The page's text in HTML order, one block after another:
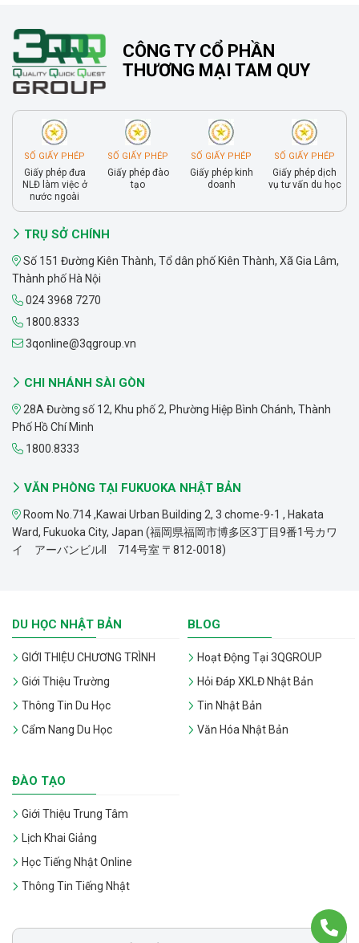
CÔNG TY CỔ PHẦN
THƯƠNG MẠI TAM QUY
SỐ GIẤY PHÉP
Giấy phép đưa
NLĐ làm việc ở
nước ngoài
SỐ GIẤY PHÉP
Giấy phép đào
tạo
SỐ GIẤY PHÉP
Giấy phép kinh
doanh
SỐ GIẤY PHÉP
Giấy phép dịch
vụ tư vấn du học
TRỤ SỞ CHÍNH
Số 151 Đường Kiên Thành, Tổ dân phố Kiên Thành, Xã Gia Lâm,
Thành phố Hà Nội
024 3968 7270
1800.8333
3qonline@3qgroup.vn
CHI NHÁNH SÀI GÒN
28A Đường số 12, Khu phố 2, Phường Hiệp Bình Chánh, Thành
Phố Hồ Chí Minh
1800.8333
VĂN PHÒNG TẠI FUKUOKA NHẬT BẢN
Room No.714 ,Kawai Urban Building 2, 3 chome-9-1 , Hakata
Ward, Fukuoka City, Japan (福岡県福岡市博多区3丁目9番1号カワ
イ アーバンビルII 714号室 〒812-0018)
DU HỌC NHẬT BẢN
GIỚI THIỆU CHƯƠNG TRÌNH
Giới Thiệu Trường
Thông Tin Du Học
Cẩm Nang Du Học
BLOG
Hoạt Động Tại 3QGROUP
Hỏi Đáp XKLĐ Nhật Bản
Tin Nhật Bản
Văn Hóa Nhật Bản
ĐÀO TẠO
Giới Thiệu Trung Tâm
Lịch Khai Giảng
Học Tiếng Nhật Online
Thông Tin Tiếng Nhật